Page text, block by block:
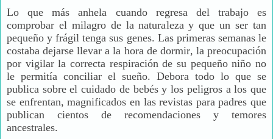
Lo que más anhela cuando regresa del trabajo es
comprobar el milagro de la naturaleza y que un ser tan
pequeño y frágil tenga sus genes. Las primeras semanas le
costaba dejarse llevar a la hora de dormir, la preocupación
por vigilar la correcta respiración de su pequeño niño no
le permitía conciliar el sueño. Debora todo lo que se
publica sobre el cuidado de bebés y los peligros a los que
se enfrentan, magnificados en las revistas para padres que
publican cientos de recomendaciones y temores
ancestrales.